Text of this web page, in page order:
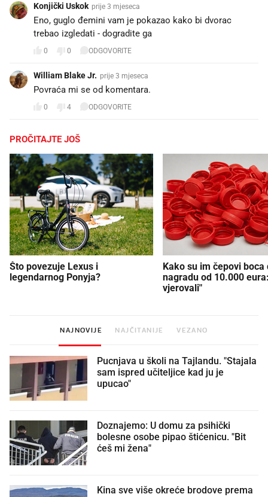
Konjički Uskok prije 3 mjeseca
Eno, guglo đemini vam je pokazao kako bi dvorac
trebao izgledati - dogradite ga
0 0 ODGOVORITE
William Blake Jr. prije 3 mjeseca
Povraća mi se od komentara.
0 4 ODGOVORITE
PROČITAJTE JOŠ
Što povezuje Lexus i
legendarnog Ponyja?
Kako su im čepovi boca
nagradu od 10.000
vjerovali"
NAJNOVIJE NAJČITANIJE VEZANO
Pucnjava u školi na Tajlandu. "Stajala
sam ispred učiteljice kad ju je
upucao"
Doznajemo: U domu za psihički
bolesne osobe pipao štićenicu. "Bit
ćeš mi žena"
Kina sve više okreće brodove prema